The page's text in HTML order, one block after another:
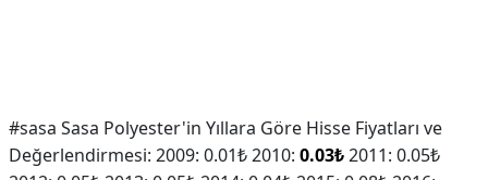
#sasa Sasa Polyester'in Yıllara Göre Hisse Fiyatları ve
Değerlendirmesi: 2009: 0.01₺ 2010: 0.03₺2011: 0.05₺